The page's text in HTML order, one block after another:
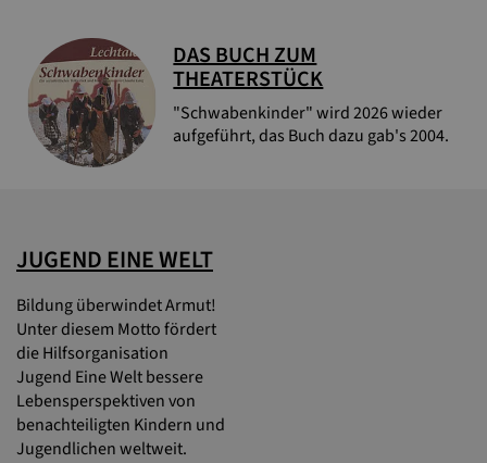
DAS BUCH ZUM
THEATERSTÜCK
"Schwabenkinder" wird 2026 wieder
aufgeführt, das Buch dazu gab's 2004.
JUGEND EINE WELT
Bildung überwindet Armut!
Unter diesem Motto fördert
die Hilfsorganisation
Jugend Eine Welt bessere
Lebensperspektiven von
benachteiligten Kindern und
Jugendlichen weltweit.